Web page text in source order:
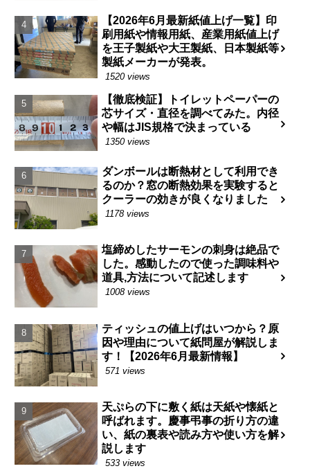
【2026年6月最新紙値上げ一覧】印
刷用紙や情報用紙、産業用紙値上げ
を王子製紙や大王製紙、日本製紙等
製紙メーカーが発表。
1520 views
【徹底検証】トイレットペーパーの
芯サイズ・直径を調べてみた。内径
や幅はJIS規格で決まっている
1350 views
ダンボールは断熱材として利用でき
るのか？窓の断熱効果を実験すると
クーラーの効きが良くなりました
1178 views
塩締めしたサーモンの刺身は絶品で
した。感動したので使った調味料や
道具,方法について記述します
1008 views
ティッシュの値上げはいつから？原
因や理由について紙問屋が解説しま
す！【2026年6月最新情報】
571 views
天ぷらの下に敷く紙は天紙や懐紙と
呼ばれます。慶事弔事の折り方の違
い、紙の裏表や読み方や使い方を解
説します
533 views